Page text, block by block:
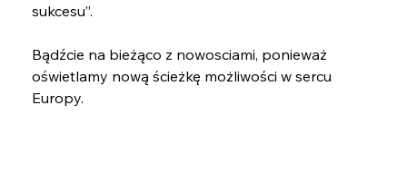
sukcesu”.
Bądźcie na bieżąco z nowosciami, ponieważ
oświetlamy nową ścieżkę możliwości w sercu
Europy.